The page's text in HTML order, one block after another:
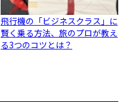
飛行機の「ビジネスクラス」に
賢く乗る方法、旅のプロが教え
る3つのコツとは？